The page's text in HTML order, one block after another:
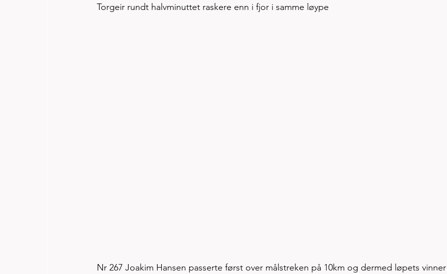
Torgeir rundt halvminuttet raskere enn i fjor i samme løype
Nr 267 Joakim Hansen passerte først over målstreken på 10km og dermed løpets vinner